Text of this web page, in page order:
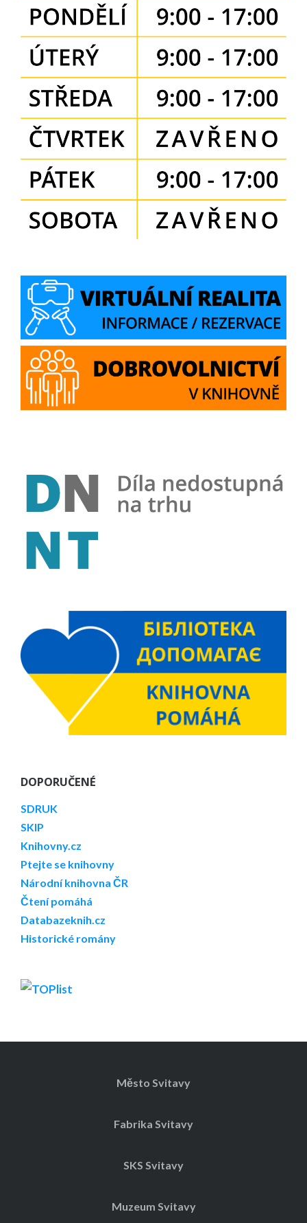
DOPORUČENÉ
SDRUK
SKIP
Knihovny.cz
Ptejte se knihovny
Národní knihovna ČR
Čtení pomáhá
Databazeknih.cz
Historické romány
Město Svitavy
Fabrika Svitavy
SKS Svitavy
Muzeum Svitavy